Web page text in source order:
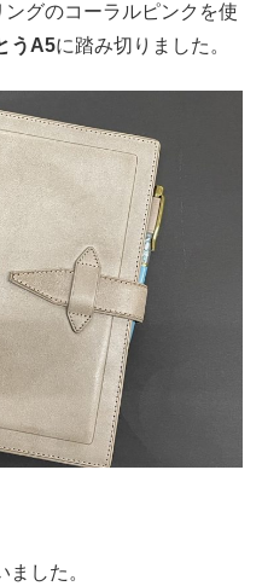
グのコーラルピンクを使
うA5に踏み切りました。
した。